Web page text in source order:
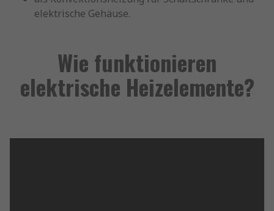
elektrische Gehäuse.
Wie funktionieren
elektrische Heizelemente?